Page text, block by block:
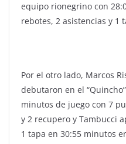
equipo rionegrino con
rebotes, 2 asistencias y 1
Por el otro lado, Marcos
debutaron en el
minutos de juego con 7
y 2 recupero y Tambucci
1 tapa en 30:55 minutos